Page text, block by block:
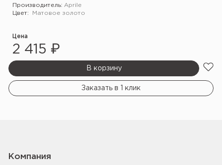
Производитель: Aprile
Цвет:
Матовое золото
Цена
2 415 ₽
В корзину
Заказать в 1 клик
Компания